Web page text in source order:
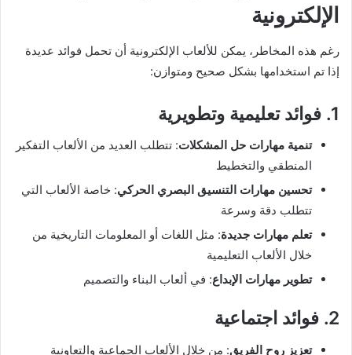
الإلكترونية
رغم هذه المخاطر، يمكن للألعاب الإلكترونية أن تحمل فوائد عديدة
إذا تم استخدامها بشكل صحيح ومتوازن:
1. فوائد تعليمية وتطويرية
تنمية مهارات حل المشكلات: تتطلب العديد من الألعاب التفكير
المنطقي والتخطيط
تحسين مهارات التنسيق البصري الحركي: خاصة الألعاب التي
تتطلب دقة وسرعة
تعلم مهارات جديدة: مثل اللغات أو المعلومات التاريخية من
خلال الألعاب التعليمية
تطوير مهارات الإبداع: في ألعاب البناء والتصميم
2. فوائد اجتماعية
تعزيز روح الفريق: من خلال الألعاب الجماعية والتعاونية